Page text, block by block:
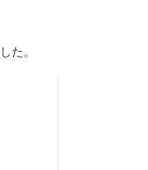
た。